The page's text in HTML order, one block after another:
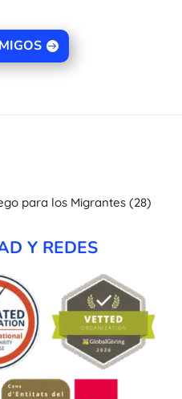
para los Migrantes (28)
Y REDES